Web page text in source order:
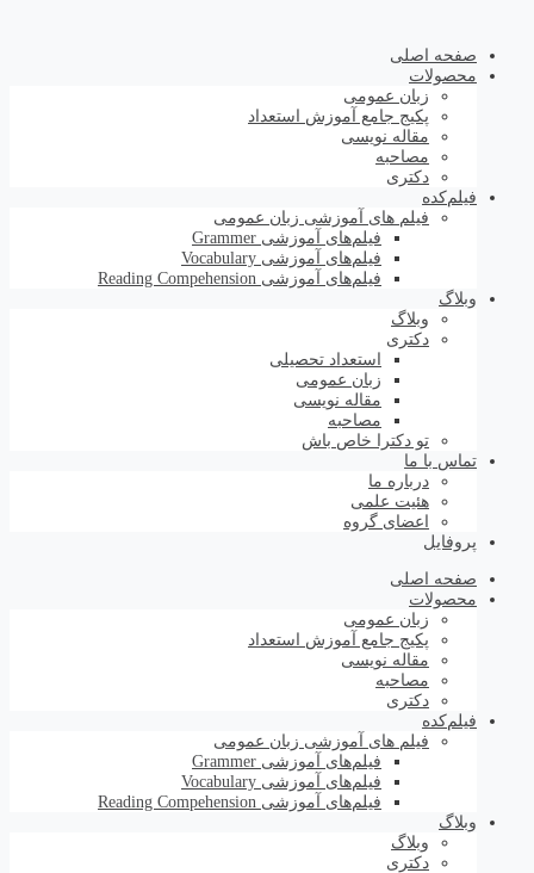
صفحه اصلی
محصولات
زبان عمومی
پکیج جامع آموزش استعداد
مقاله نویسی
مصاحبه
دکتری
فیلم‌کده
فیلم های آموزشی زبان عمومی
فیلم‌های آموزشی Grammer
فیلم‌های آموزشی Vocabulary
فیلم‌های آموزشی Reading Compehension
وبلاگ
وبلاگ
دکتری
استعداد تحصیلی
زبان عمومی
مقاله نویسی
مصاحبه
تو دکترا خاص باش
تماس با ما
درباره ما
هئیت علمی
اعضای گروه
پروفایل
صفحه اصلی
محصولات
زبان عمومی
پکیج جامع آموزش استعداد
مقاله نویسی
مصاحبه
دکتری
فیلم‌کده
فیلم های آموزشی زبان عمومی
فیلم‌های آموزشی Grammer
فیلم‌های آموزشی Vocabulary
فیلم‌های آموزشی Reading Compehension
وبلاگ
وبلاگ
دکتری